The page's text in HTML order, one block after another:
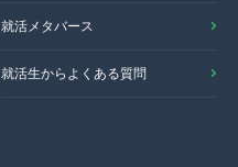
就活メタバース
就活生からよくある質問